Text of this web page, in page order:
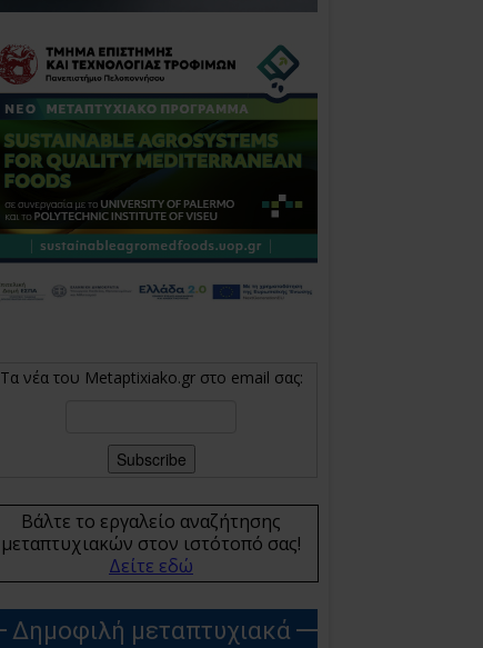
Τα νέα του Metaptixiako.gr στο email σας:
Βάλτε το εργαλείο αναζήτησης
μεταπτυχιακών στον ιστότοπό σας!
Δείτε εδώ
Δημοφιλή μεταπτυχιακά